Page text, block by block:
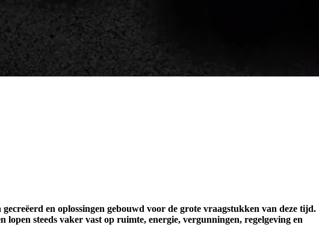
en oplossingen gebouwd voor de grote vraagstukken van deze tijd.
steeds vaker vast op ruimte, energie, vergunningen, regelgeving en